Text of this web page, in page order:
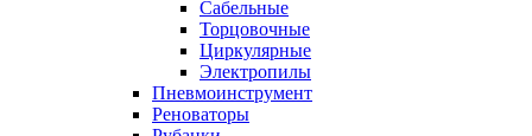
Сабельные
Торцовочные
Циркулярные
Электропилы
Пневмоинструмент
Реноваторы